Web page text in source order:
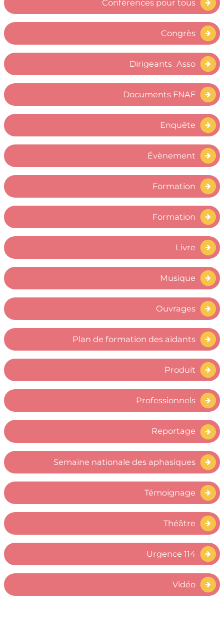
Conférences pour tous
Congrès
Dirigeants_Asso
Documents FNAF
Enquête
Évènement
Formation
Formation
Livre
Musique
Ouvrages
Plan de formation des aidants
Produit
Professionnels
Reportage
Semaine nationale des aphasiques
Témoignage
Théâtre
Urgence 114
Vidéo